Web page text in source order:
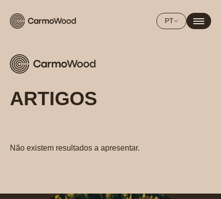
PT
ARTIGOS
Não existem resultados a apresentar.